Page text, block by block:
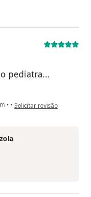
pediatra...
• • na opinião do utilizador
Solicitar revisão